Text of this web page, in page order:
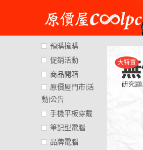
content
大特賣
預購搶購
促銷活動
商品開箱
原價屋門市|活
動|公告
手機平板穿戴
筆記型電腦
品牌電腦